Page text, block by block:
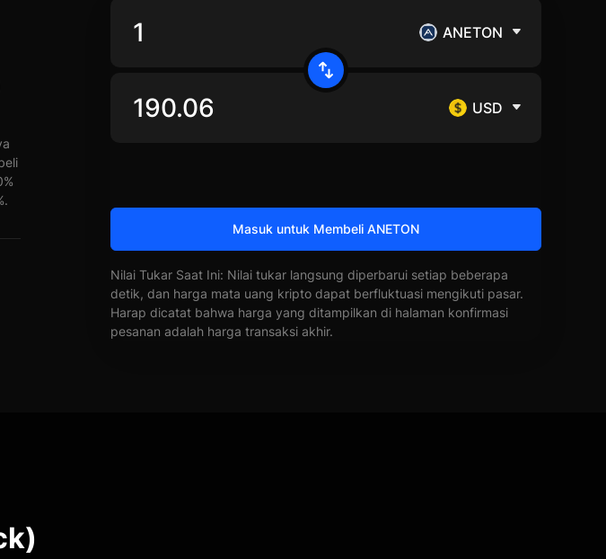
ANETON
USD
Masuk untuk Membeli ANETON
Nilai Tukar Saat Ini: Nilai tukar langsung diperbarui setiap beberapa
detik, dan harga mata uang kripto dapat berfluktuasi mengikuti pasar.
Harap dicatat bahwa harga yang ditampilkan di halaman konfirmasi
pesanan adalah harga transaksi akhir.